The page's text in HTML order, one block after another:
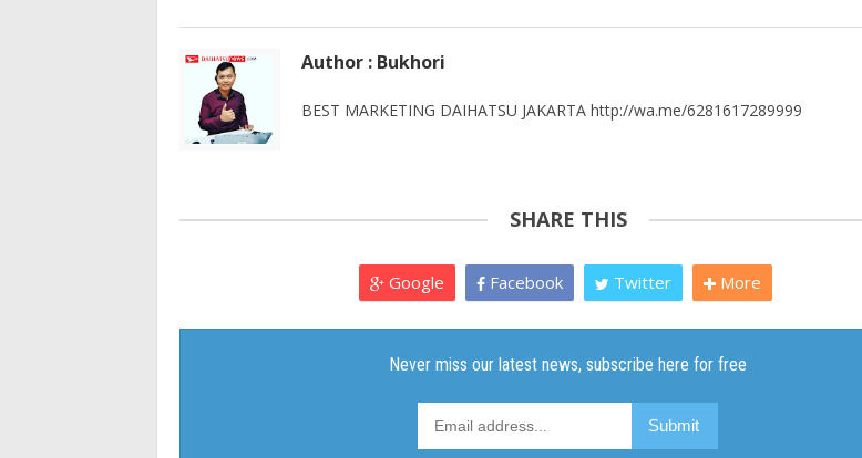
Author : Bukhori
BEST MARKETING DAIHATSU JAKARTA http://wa.me/6281617289999
SHARE THIS
Google Facebook Twitter More